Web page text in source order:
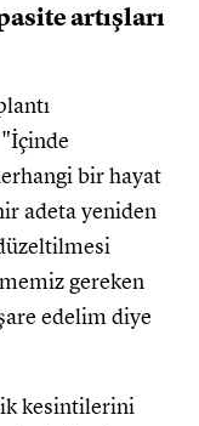
artışları
bir hayat
adeta yeniden
gereken
edelim diye
kesintilerini